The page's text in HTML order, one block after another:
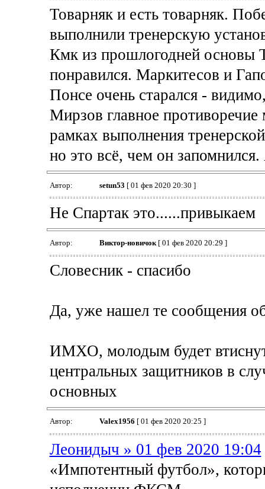
Товарняк и есть товарняк.
выполнили тренерскую
Кмк из прошлогодней основы
понравился. Маркитесов и
Понсе очень старался -
Мирзов главное
рамках выполнения
но это всё, чем он
Автор: setun53 [ 01 фев 2020 20:30 ]
Не Спартак это......привыкаем
Автор: Виктор-новичок[ 01 фев 2020 20:29 ]
Словесник - спасибо
Да, уже нашел те сообщения
ИМХО, молодым будет
центральных защитников в
основных
Автор: Valex1956 [ 01 фев 2020 20:25 ]
Леонидыч » 01 фев 2020 19:04
«Импотентный футбол»,